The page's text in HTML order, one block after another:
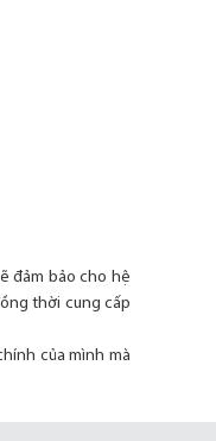
đảm bảo cho hệ
thời cung cấp
của mình mà